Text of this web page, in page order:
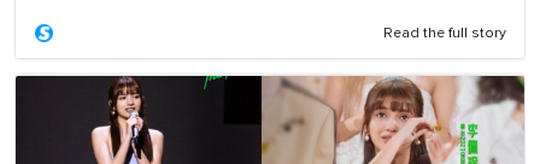
Read the full story